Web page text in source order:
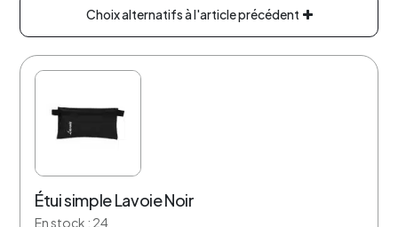
Choix alternatifs à l'article précédent
12% de rabais
Étui simple Lavoie Noir
En stock : 24